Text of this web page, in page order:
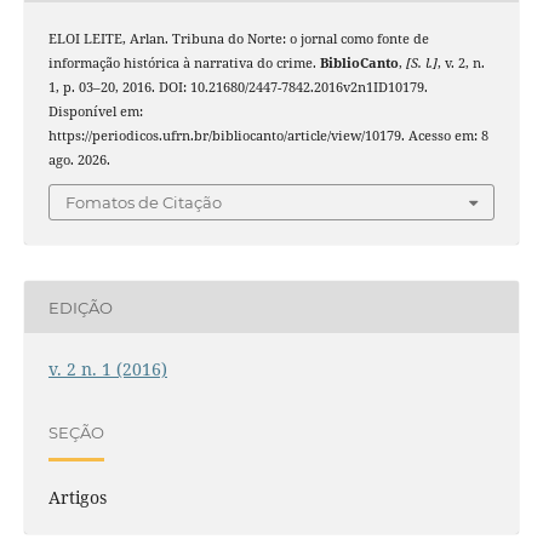
ELOI LEITE, Arlan. Tribuna do Norte: o jornal como fonte de
informação histórica à narrativa do crime. BiblioCanto, [S. l.], v. 2, n.
1, p. 03–20, 2016. DOI: 10.21680/2447-7842.2016v2n1ID10179.
Disponível em:
https://periodicos.ufrn.br/bibliocanto/article/view/10179. Acesso em: 8
ago. 2026.
Fomatos de Citação
EDIÇÃO
v. 2 n. 1 (2016)
SEÇÃO
Artigos